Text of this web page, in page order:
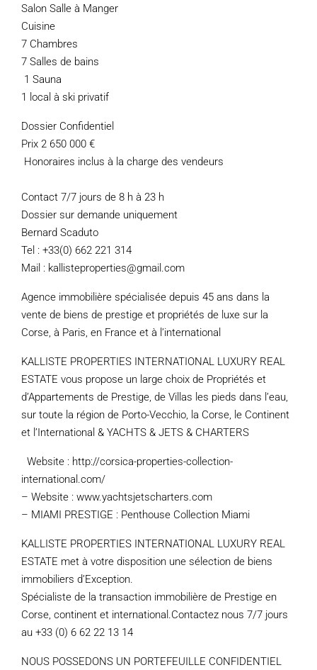
Salon Salle à Manger
Cuisine
7 Chambres
7 Salles de bains
1 Sauna
1 local à ski privatif
Dossier Confidentiel
Prix 2 650 000 €
Honoraires inclus à la charge des vendeurs
Contact 7/7 jours de 8 h à 23 h
Dossier sur demande uniquement
Bernard Scaduto
Tel : +33(0) 662 221 314
Mail : kallisteproperties@gmail.com
Agence immobilière spécialisée depuis 45 ans dans la
vente de biens de prestige et propriétés de luxe sur la
Corse, à Paris, en France et à l’international
KALLISTE PROPERTIES INTERNATIONAL LUXURY REAL
ESTATE vous propose un large choix de Propriétés et
d’Appartements de Prestige, de Villas les pieds dans l’eau,
sur toute la région de Porto-Vecchio, la Corse, le Continent
et l’International & YACHTS & JETS & CHARTERS
Website : http://corsica-properties-collection-
international.com/
– Website : www.yachtsjetscharters.com
– MIAMI PRESTIGE : Penthouse Collection Miami
KALLISTE PROPERTIES INTERNATIONAL LUXURY REAL
ESTATE met à votre disposition une sélection de biens
immobiliers d’Exception.
Spécialiste de la transaction immobilière de Prestige en
Corse, continent et international.Contactez nous 7/7 jours
au +33 (0) 6 62 22 13 14
NOUS POSSEDONS UN PORTEFEUILLE CONFIDENTIEL